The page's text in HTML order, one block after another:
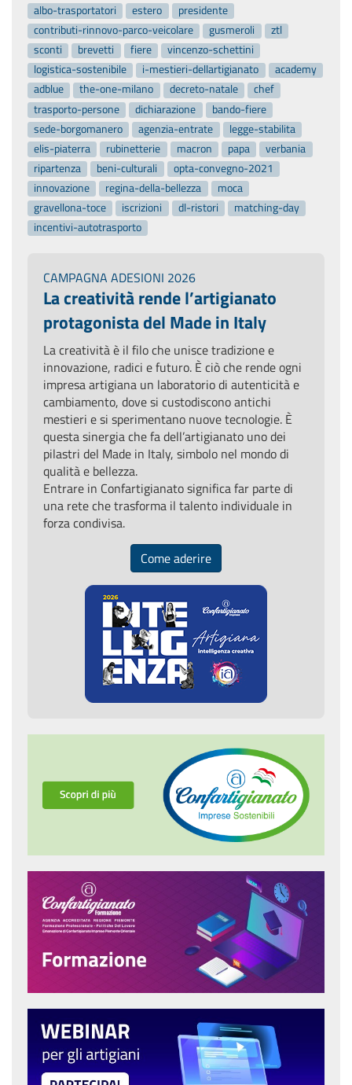
albo-trasportatori
estero
presidente
contributi-rinnovo-parco-veicolare
gusmeroli
ztl
sconti
brevetti fiere
vincenzo-schettini
logistica-sostenibile
i-mestieri-dellartigianato
academy
adblue
the-one-milano decreto-natale
chef
trasporto-persone
dichiarazione
bando-fiere
sede-borgomanero
agenzia-entrate
legge-stabilita
elis-piaterra
rubinetterie macron papa
verbania
ripartenza
beni-culturali
opta-convegno-2021
innovazione
regina-della-bellezza
moca
gravellona-toce
iscrizioni dl-ristori
matching-day
incentivi-autotrasporto
CAMPAGNA ADESIONI 2026
La creatività rende l’artigianato
protagonista del Made in Italy
La creatività è il filo che unisce tradizione e
innovazione, radici e futuro. È ciò che rende ogni
impresa artigiana un laboratorio di autenticità e
cambiamento, dove si custodiscono antichi
mestieri e si sperimentano nuove tecnologie. È
questa sinergia che fa dell’artigianato uno dei
pilastri del Made in Italy, simbolo nel mondo di
qualità e bellezza.
Entrare in Confartigianato significa far parte di
una rete che trasforma il talento individuale in
forza condivisa.
Come aderire